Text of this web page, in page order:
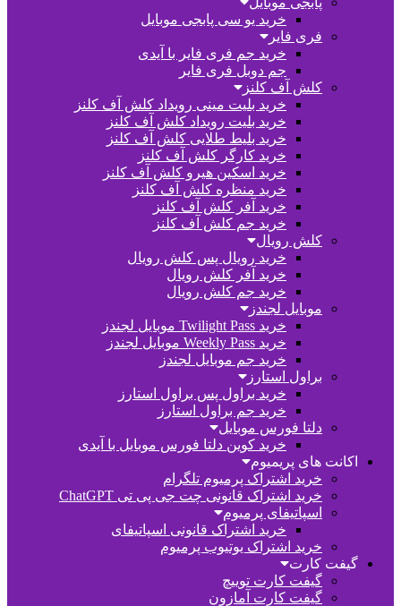
خرید یو سی پابجی موبایل
فری فایر
خرید جم فری فایر با آیدی
جم دوبل فری فایر
کلش آف کلنز
خرید بلیت مینی رویداد کلش آف کلنز
خرید بلیت رویداد کلش آف کلنز
خرید بلیط طلایی کلش آف کلنز
خرید کارگر کلش آف کلنز
خرید اسکین هیرو کلش آف کلنز
خرید منظره کلش آف کلنز
خرید آفر کلش آف کلنز
خرید جم کلش آف کلنز
کلش رویال
خرید رویال پس کلش رویال
خرید آفر کلش رویال
خرید جم کلش رویال
موبایل لجندز
خرید Twilight Pass موبایل لجندز
خرید Weekly Pass موبایل لجندز
خرید جم موبایل لجندز
براول استارز
خرید براول پس براول استارز
خرید جم براول استارز
دلتا فورس موبایل
خرید کوین دلتا فورس موبایل با آیدی
اکانت های پریمیوم
خرید اشتراک پرمیوم تلگرام
خرید اشتراک قانونی چت جی پی تی ChatGPT
اسپاتیفای پرمیوم
خرید اشتراک قانونی اسپاتیفای
خرید اشتراک یوتیوب پرمیوم
گیفت کارت
گیفت کارت توییچ
گیفت کارت آمازون